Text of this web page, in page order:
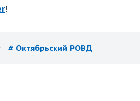
!
# Октябрьский РОВД